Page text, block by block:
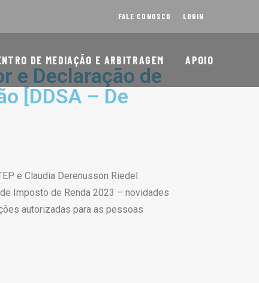
FALE CONOSCO LOGIN
DE MEDIAÇÃO E ARBITRAGEM APOIO
e Declaração de
[DDSA – De
e Claudia Derenusson Riedel
Imposto de Renda 2023 – novidades
autorizadas para as pessoas